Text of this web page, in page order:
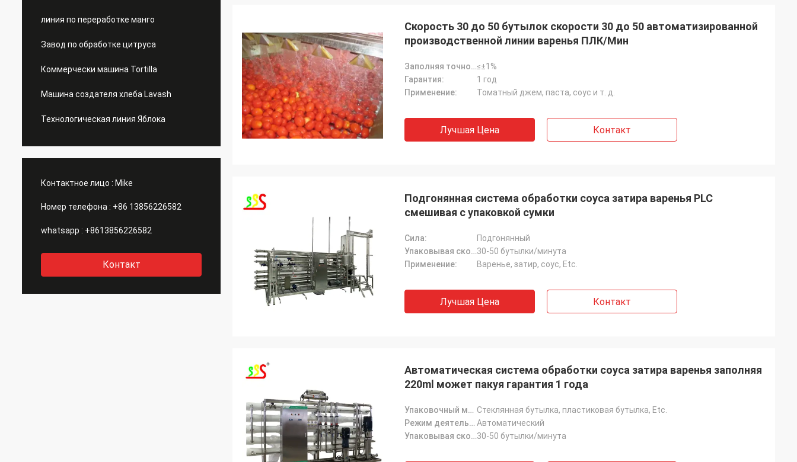
линия по переработке манго
Завод по обработке цитруса
Коммерчески машина Tortilla
Машина создателя хлеба Lavash
Технологическая линия Яблока
Контактное лицо : Mike
Номер телефона : +86 13856226582
whatsapp : +8613856226582
Контакт
Скорость 30 до 50 бутылок скорости 30 до 50 автоматизированной
производственной линии варенья ПЛК/Мин
Заполняя точность:≤±1%
Гарантия:
1 год
Применение:
Томатный джем, паста, соус и т. д.
Лучшая Цена Контакт
Подгонянная система обработки соуса затира варенья PLC
смешивая с упаковкой сумки
Сила:
Подгонянный
Упаковывая скорость:30-50 бутылки/минута
Применение:
Варенье, затир, соус, Etc.
Лучшая Цена Контакт
Автоматическая система обработки соуса затира варенья заполняя
220ml может пакуя гарантия 1 года
Упаковочный материал: Стеклянная бутылка, пластиковая бутылка, Etc.
Режим деятельности: Автоматический
Упаковывая скорость:30-50 бутылки/минута